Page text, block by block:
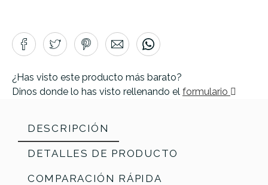
¿Has visto este producto más barato?
Dinos donde lo has visto rellenando el formulario
DESCRIPCIÓN
DETALLES DE PRODUCTO
COMPARACIÓN RÁPIDA